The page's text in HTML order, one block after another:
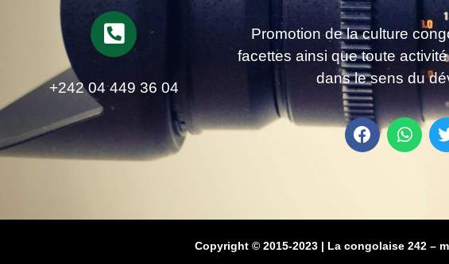
+242 04 449 36 04
Promotion de la culture
facettes ainsi que toute
dans le sens du
Copyright © 2015-2023 | La congolaise 242 –